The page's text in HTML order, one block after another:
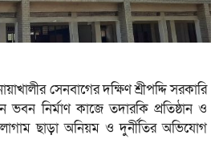
সেনবাগের দক্ষিণ শ্রীপদ্দি সরকারি
ভবন নির্মাণ কাজে তদারকি প্রতিষ্ঠান ও
ছাড়া অনিয়ম ও দুর্নীতির অভিযোগ